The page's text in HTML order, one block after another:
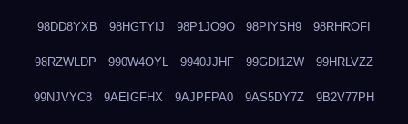
98DD8YXB 98HGTYIJ 98P1JO9O 98PIYSH9 98RHROFI
98RZWLDP 990W4OYL 9940JJHF 99GDI1ZW 99HRLVZZ
99NJVYC8 9AEIGFHX 9AJPFPA0 9AS5DY7Z 9B2V77PH